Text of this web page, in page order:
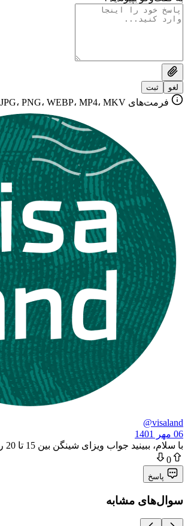
لغو ثبت
فرمت‌های MP3، JPG، PNG، WEBP، MP4، MKV تا ۱۰ مگابایت
@visaland
06 مهر 1401
با سلام، ببینید جواب ویزای شینگن بین 15 تا 20 روز کاری برای متقاضیان ارسال می‌شود ولی به دلیل حجم بالای درخواست‌ها این زمان در بعضی پرونده‌‌ها به 30 روز هم افزایش پیدا می‌کنه پس نگران نباشید.
0
پاسخ
سوال‌های مشابه